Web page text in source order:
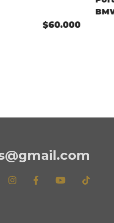
$60.000